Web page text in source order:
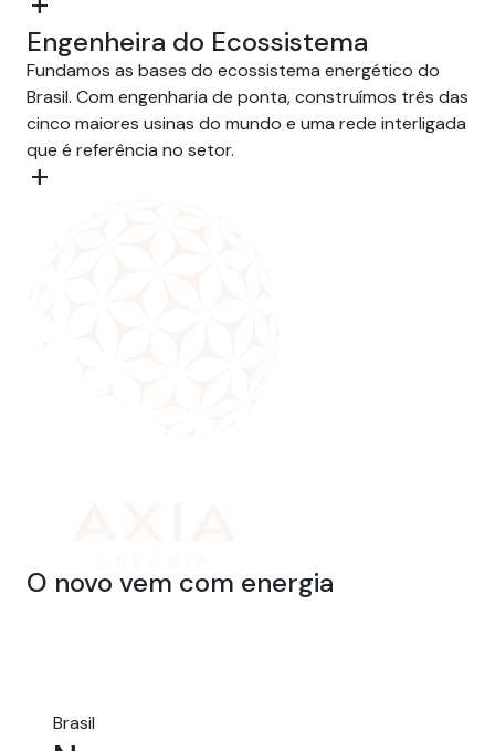
Engenheira do Ecossistema
Fundamos as bases do ecossistema energético do
Brasil. Com engenharia de ponta, construímos três das
cinco maiores usinas do mundo e uma rede interligada
que é referência no setor.
add
O novo vem com energia
Brasil